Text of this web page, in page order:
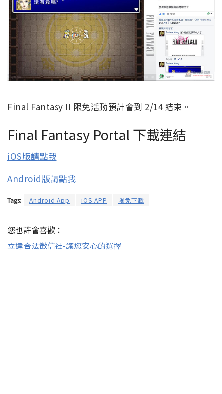
Final Fantasy II 限免活動預計會到 2/14 結束。
Final Fantasy Portal 下載連結
iOS版請點我
Android版請點我
Tags: Android App iOS APP 限免下載
您也許會喜歡：
立達合法徵信社-讓您安心的選擇